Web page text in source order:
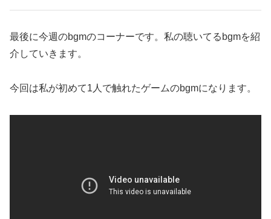
最後に今週のbgmのコーナーです。私の聴いてるbgmを紹
介していきます。
今回は私が初めて1人で触れたゲームのbgmになります。